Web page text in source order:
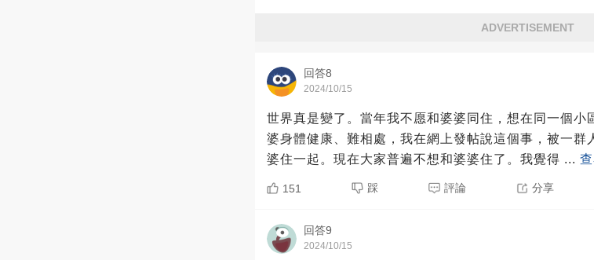
ADVERTISEMENT
回答8
2024/10/15
世界真是變了。當年我不愿和婆婆同住，想在同一個小
婆身體健康、難相處，我在網上發帖說這個事，被一群
婆住一起。現在大家普遍不想和婆婆住了。我覺得 ...
151 踩 評論 分享
回答9
2024/10/15